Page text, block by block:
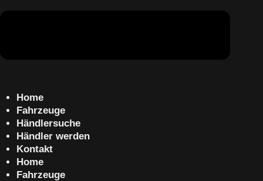
Home
Fahrzeuge
Händlersuche
Händler werden
Kontakt
Home
Fahrzeuge